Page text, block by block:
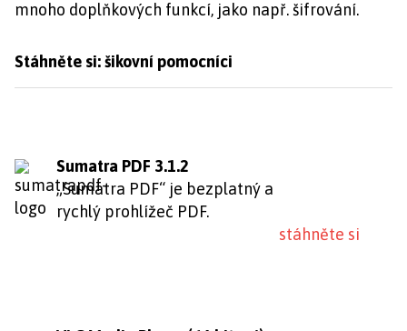
mnoho doplňkových funkcí, jako např. šifrování.
Stáhněte si: šikovní pomocníci
Sumatra PDF 3.1.2
„Sumatra PDF“ je bezplatný a
rychlý prohlížeč PDF.
stáhněte si